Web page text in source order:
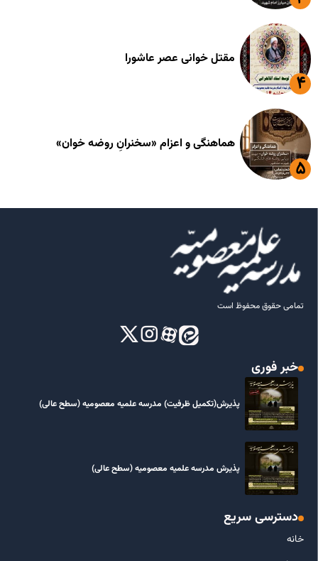
مقتل خوانی عصر عاشورا
هماهنگی و اعزام «سخنرانِ روضه خوان»
تمامی حقوق محفوظ است
خبر فوری
پذیرش(تکمیل ظرفیت) مدرسه علمیه معصومیه‌ (سطح عالی)
پذیرش مدرسه علمیه معصومیه‌ (سطح عالی)
دسترسی سریع
خانه